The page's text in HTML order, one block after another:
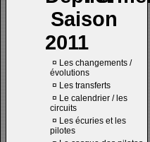
Saison
2011
¤ Les changements /
évolutions
¤ Les transferts
¤ Le calendrier / les
circuits
¤ Les écuries et les
pilotes